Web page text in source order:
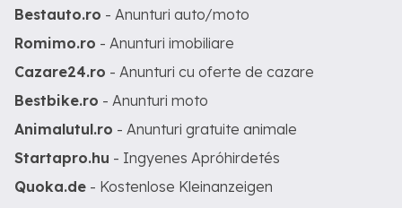
Bestauto.ro - Anunturi auto/moto
Romimo.ro - Anunturi imobiliare
Cazare24.ro - Anunturi cu oferte de cazare
Bestbike.ro - Anunturi moto
Animalutul.ro - Anunturi gratuite animale
Startapro.hu - Ingyenes Apróhirdetés
Quoka.de - Kostenlose Kleinanzeigen